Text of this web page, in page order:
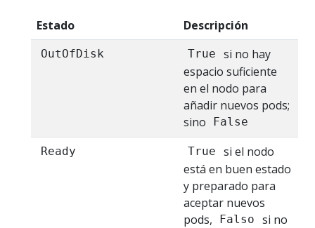
Estado Descripción
OutOfDisk True
si no hay
espacio suficiente
en el nodo para
añadir nuevos pods;
sino
False
Ready True
si el nodo
está en buen estado
y preparado para
aceptar nuevos
pods,
Falso
si no